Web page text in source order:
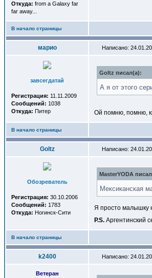
Откуда: from a Galaxy far
far away...
В начало страницы
марио Написано:
завсегдатай
Регистрация: 11.11.2009
Сообщений: 1038
Откуда: Питер
Goltz писал(a):
А я от этого
Ой помню, помню,
В начало страницы
Goltz Написано:
Обозреватель
Регистрация: 30.10.2006
Сообщений: 1783
Откуда: Ногинск-Сити
MasterYODA
Мексиканская
Я просто малышку
P.S. Аргентинский
В начало страницы
k2400 Написано:
Ветеран